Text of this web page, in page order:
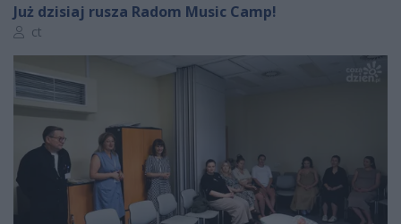
Już dzisiaj rusza Radom Music Camp!
Autor artykułu:
ct